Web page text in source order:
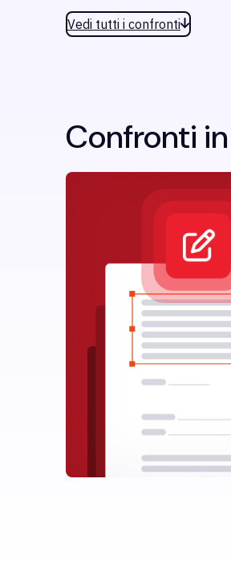
Vedi tutti i confronti
Confronti